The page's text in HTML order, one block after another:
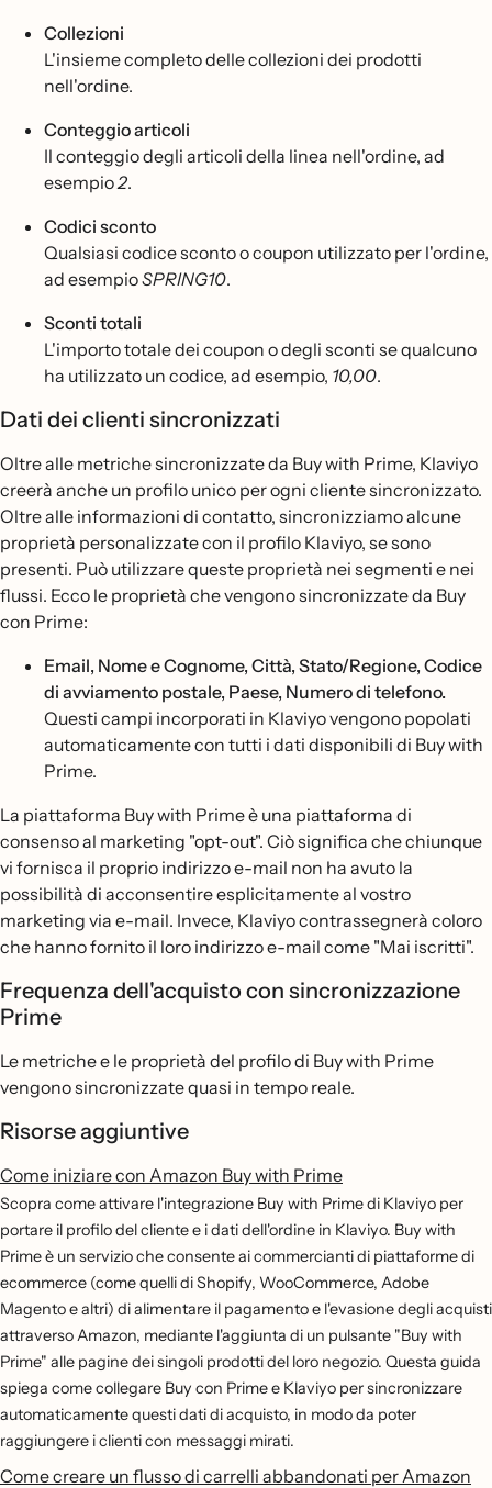
Collezioni
L'insieme completo delle collezioni dei prodotti
nell'ordine.
Conteggio articoli
Il conteggio degli articoli della linea nell'ordine, ad
esempio2.
Codici sconto
Qualsiasi codice sconto o coupon utilizzato per l'ordine,
ad esempioSPRING10.
Sconti totali
L'importo totale dei coupon o degli sconti se qualcuno
ha utilizzato un codice, ad esempio, 10,00.
Dati dei clienti sincronizzati
Oltre alle metriche sincronizzate da Buy with Prime, Klaviyo
creerà anche un profilo unico per ogni cliente sincronizzato.
Oltre alle informazioni di contatto, sincronizziamo alcune
proprietà personalizzate con il profilo Klaviyo, se sono
presenti. Può utilizzare queste proprietà nei segmenti e nei
flussi. Ecco le proprietà che vengono sincronizzate da Buy
con Prime:
Email, Nome e Cognome, Città, Stato/Regione, Codice
di avviamento postale, Paese, Numero di telefono.
Questi campi incorporati in Klaviyo vengono popolati
automaticamente con tutti i dati disponibili di Buy with
Prime.
La piattaforma Buy with Prime è una piattaforma di
consenso al marketing "opt-out". Ciò significa che chiunque
vi fornisca il proprio indirizzo e-mail non ha avuto la
possibilità di acconsentire esplicitamente al vostro
marketing via e-mail. Invece, Klaviyo contrassegnerà coloro
che hanno fornito il loro indirizzo e-mail come "Mai iscritti".
Frequenza dell'acquisto con sincronizzazione
Prime
Le metriche e le proprietà del profilo di Buy with Prime
vengono sincronizzate quasi in tempo reale.
Risorse aggiuntive
Come iniziare con Amazon Buy with Prime
Scopra come attivare l'integrazione Buy with Prime di Klaviyo per
portare il profilo del cliente e i dati dell'ordine in Klaviyo. Buy with
Prime è un servizio che consente ai commercianti di piattaforme di
ecommerce (come quelli di Shopify, WooCommerce, Adobe
Magento e altri) di alimentare il pagamento e l'evasione degli acquisti
attraverso Amazon, mediante l'aggiunta di un pulsante "Buy with
Prime" alle pagine dei singoli prodotti del loro negozio. Questa guida
spiega come collegare Buy con Prime e Klaviyo per sincronizzare
automaticamente questi dati di acquisto, in modo da poter
raggiungere i clienti con messaggi mirati.
Come creare un flusso di carrelli abbandonati per Amazon